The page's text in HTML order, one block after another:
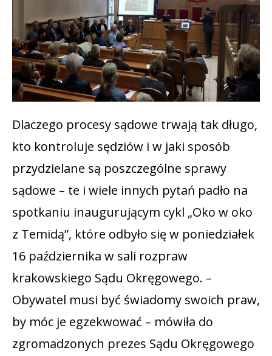
Dlaczego procesy sądowe trwają tak długo,
kto kontroluje sędziów i w jaki sposób
przydzielane są poszczególne sprawy
sądowe – te i wiele innych pytań padło na
spotkaniu inaugurującym cykl „Oko w oko
z Temidą”, które odbyło się w poniedziałek
16 października w sali rozpraw
krakowskiego Sądu Okręgowego. –
Obywatel musi być świadomy swoich praw,
by móc je egzekwować – mówiła do
zgromadzonych prezes Sądu Okręgowego